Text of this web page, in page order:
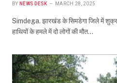
BY NEWS DESK MARCH 28, 2025
Simdega. झारखंड के सिमडेगा जिले में
हाथियों के हमले में दो लोगों की मौत…